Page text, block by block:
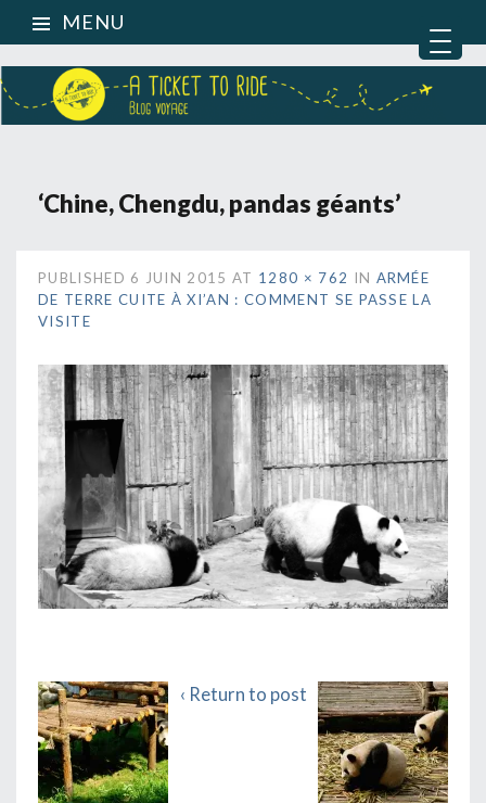
MENU
‘Chine, Chengdu, pandas géants’
PUBLISHED 6 JUIN 2015 AT 1280 × 762 IN ARMÉE
DE TERRE CUITE À XI’AN : COMMENT SE PASSE LA
VISITE
‹ Return to post